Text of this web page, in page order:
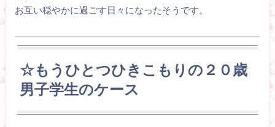
お互い穏やかに過ごす日々になったそうです。
☆もうひとつひきこもりの２０歳
男子学生のケース